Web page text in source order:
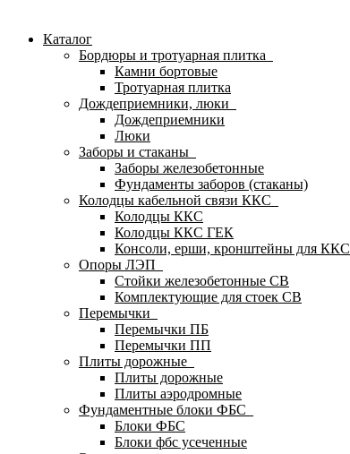
Каталог
Бордюры и тротуарная плитка
Камни бортовые
Тротуарная плитка
Дождеприемники, люки
Дождеприемники
Люки
Заборы и стаканы
Заборы железобетонные
Фундаменты заборов (стаканы)
Колодцы кабельной связи ККС
Колодцы ККС
Колодцы ККС ГЕК
Консоли, ерши, кронштейны для ККС
Опоры ЛЭП
Стойки железобетонные СВ
Комплектующие для стоек СВ
Перемычки
Перемычки ПБ
Перемычки ПП
Плиты дорожные
Плиты дорожные
Плиты аэродромные
Фундаментные блоки ФБС
Блоки ФБС
Блоки фбс усеченные